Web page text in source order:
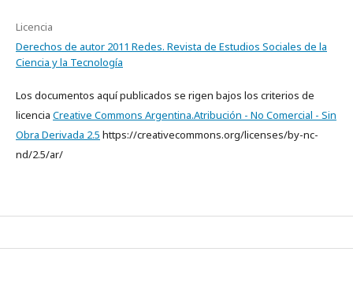
Licencia
Derechos de autor 2011 Redes. Revista de Estudios Sociales de la
Ciencia y la Tecnología
Los documentos aquí publicados se rigen bajos los criterios de
licencia Creative Commons Argentina.Atribución - No Comercial - Sin
Obra Derivada 2.5 https://creativecommons.org/licenses/by-nc-
nd/2.5/ar/